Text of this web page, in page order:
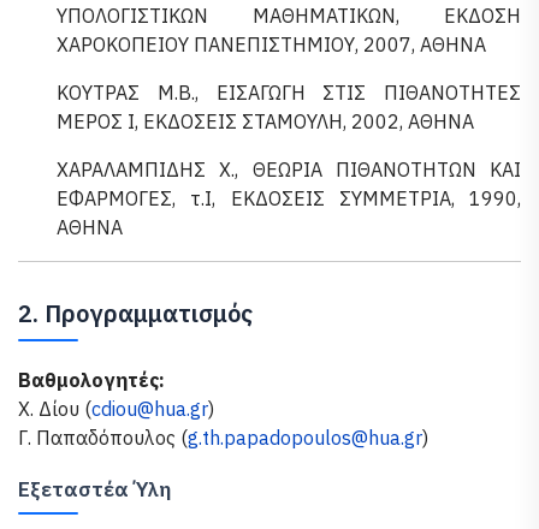
ΥΠΟΛΟΓΙΣΤΙΚΩΝ ΜΑΘΗΜΑΤΙΚΩΝ, ΕΚΔΟΣΗ
ΧΑΡΟΚΟΠΕΙΟΥ ΠΑΝΕΠΙΣΤΗΜΙΟΥ, 2007, ΑΘΗΝΑ
ΚΟΥΤΡΑΣ Μ.Β., ΕΙΣΑΓΩΓΗ ΣΤΙΣ ΠΙΘΑΝΟΤΗΤΕΣ
ΜΕΡΟΣ Ι, ΕΚΔΟΣΕΙΣ ΣΤΑΜΟΥΛΗ, 2002, ΑΘΗΝΑ
ΧΑΡΑΛΑΜΠΙΔΗΣ Χ., ΘΕΩΡΙΑ ΠΙΘΑΝΟΤΗΤΩΝ ΚΑΙ
ΕΦΑΡΜΟΓΕΣ, τ.Ι, ΕΚΔΟΣΕΙΣ ΣΥΜΜΕΤΡΙΑ, 1990,
ΑΘΗΝΑ
2. Προγραμματισμός
Βαθμολογητές:
Χ. Δίου (cdiou@hua.gr)
Γ. Παπαδόπουλος (g.th.papadopoulos@hua.gr)
Εξεταστέα Ύλη